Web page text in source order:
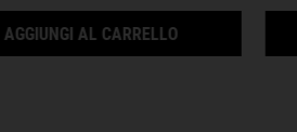
AGGIUNGI AL CARRELLO EXPERTLY